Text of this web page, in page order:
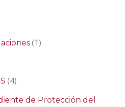
(1)
(4)
de Protección del